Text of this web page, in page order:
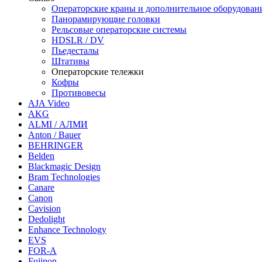
Операторские краны и дополнительное
Панорамирующие головки
Рельсовые операторские системы
HDSLR / DV
Пьедесталы
Штативы
Операторские тележки
Кофры
Противовесы
AJA Video
AKG
ALMI / АЛМИ
Anton / Bauer
BEHRINGER
Belden
Blackmagic Design
Bram Technologies
Canare
Canon
Cavision
Dedolight
Enhance Technology
EVS
FOR-A